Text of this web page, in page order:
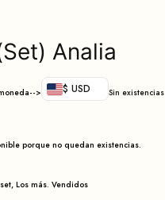
Analia
> $ USD Sin existencias
porque no quedan existencias.
, Los más. Vendidos